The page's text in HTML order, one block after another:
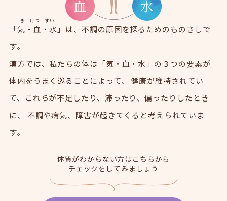
「気・血・水 」は、不調の原因を探るためのものさしで
す。
漢方では、私たちの体は「気・血・水」の３つの要素が
体内をうまく巡ることによって、
健康が維持されてい
て、これらが不足したり、滞ったり、偏ったりしたとき
に、
不調や病気、障害が起きてくると考えられていま
す。
体質がわからない方はこちらから
チェックをしてみましょう